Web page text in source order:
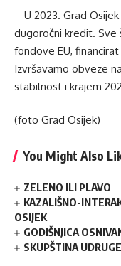
– U 2023. Grad
dugoročni kredit.
fondove EU,
Izvršavamo obveze
stabilnost i krajem
(foto Grad Osijek)
You Might Also
ZELENO ILI PLAVO
KAZALIŠNO-
OSIJEK
GODIŠNJICA
SKUPŠTINA